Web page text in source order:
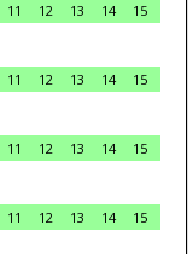
11 12 13 14
15
11 12 13 14
15
11 12 13 14
15
11 12 13 14
15